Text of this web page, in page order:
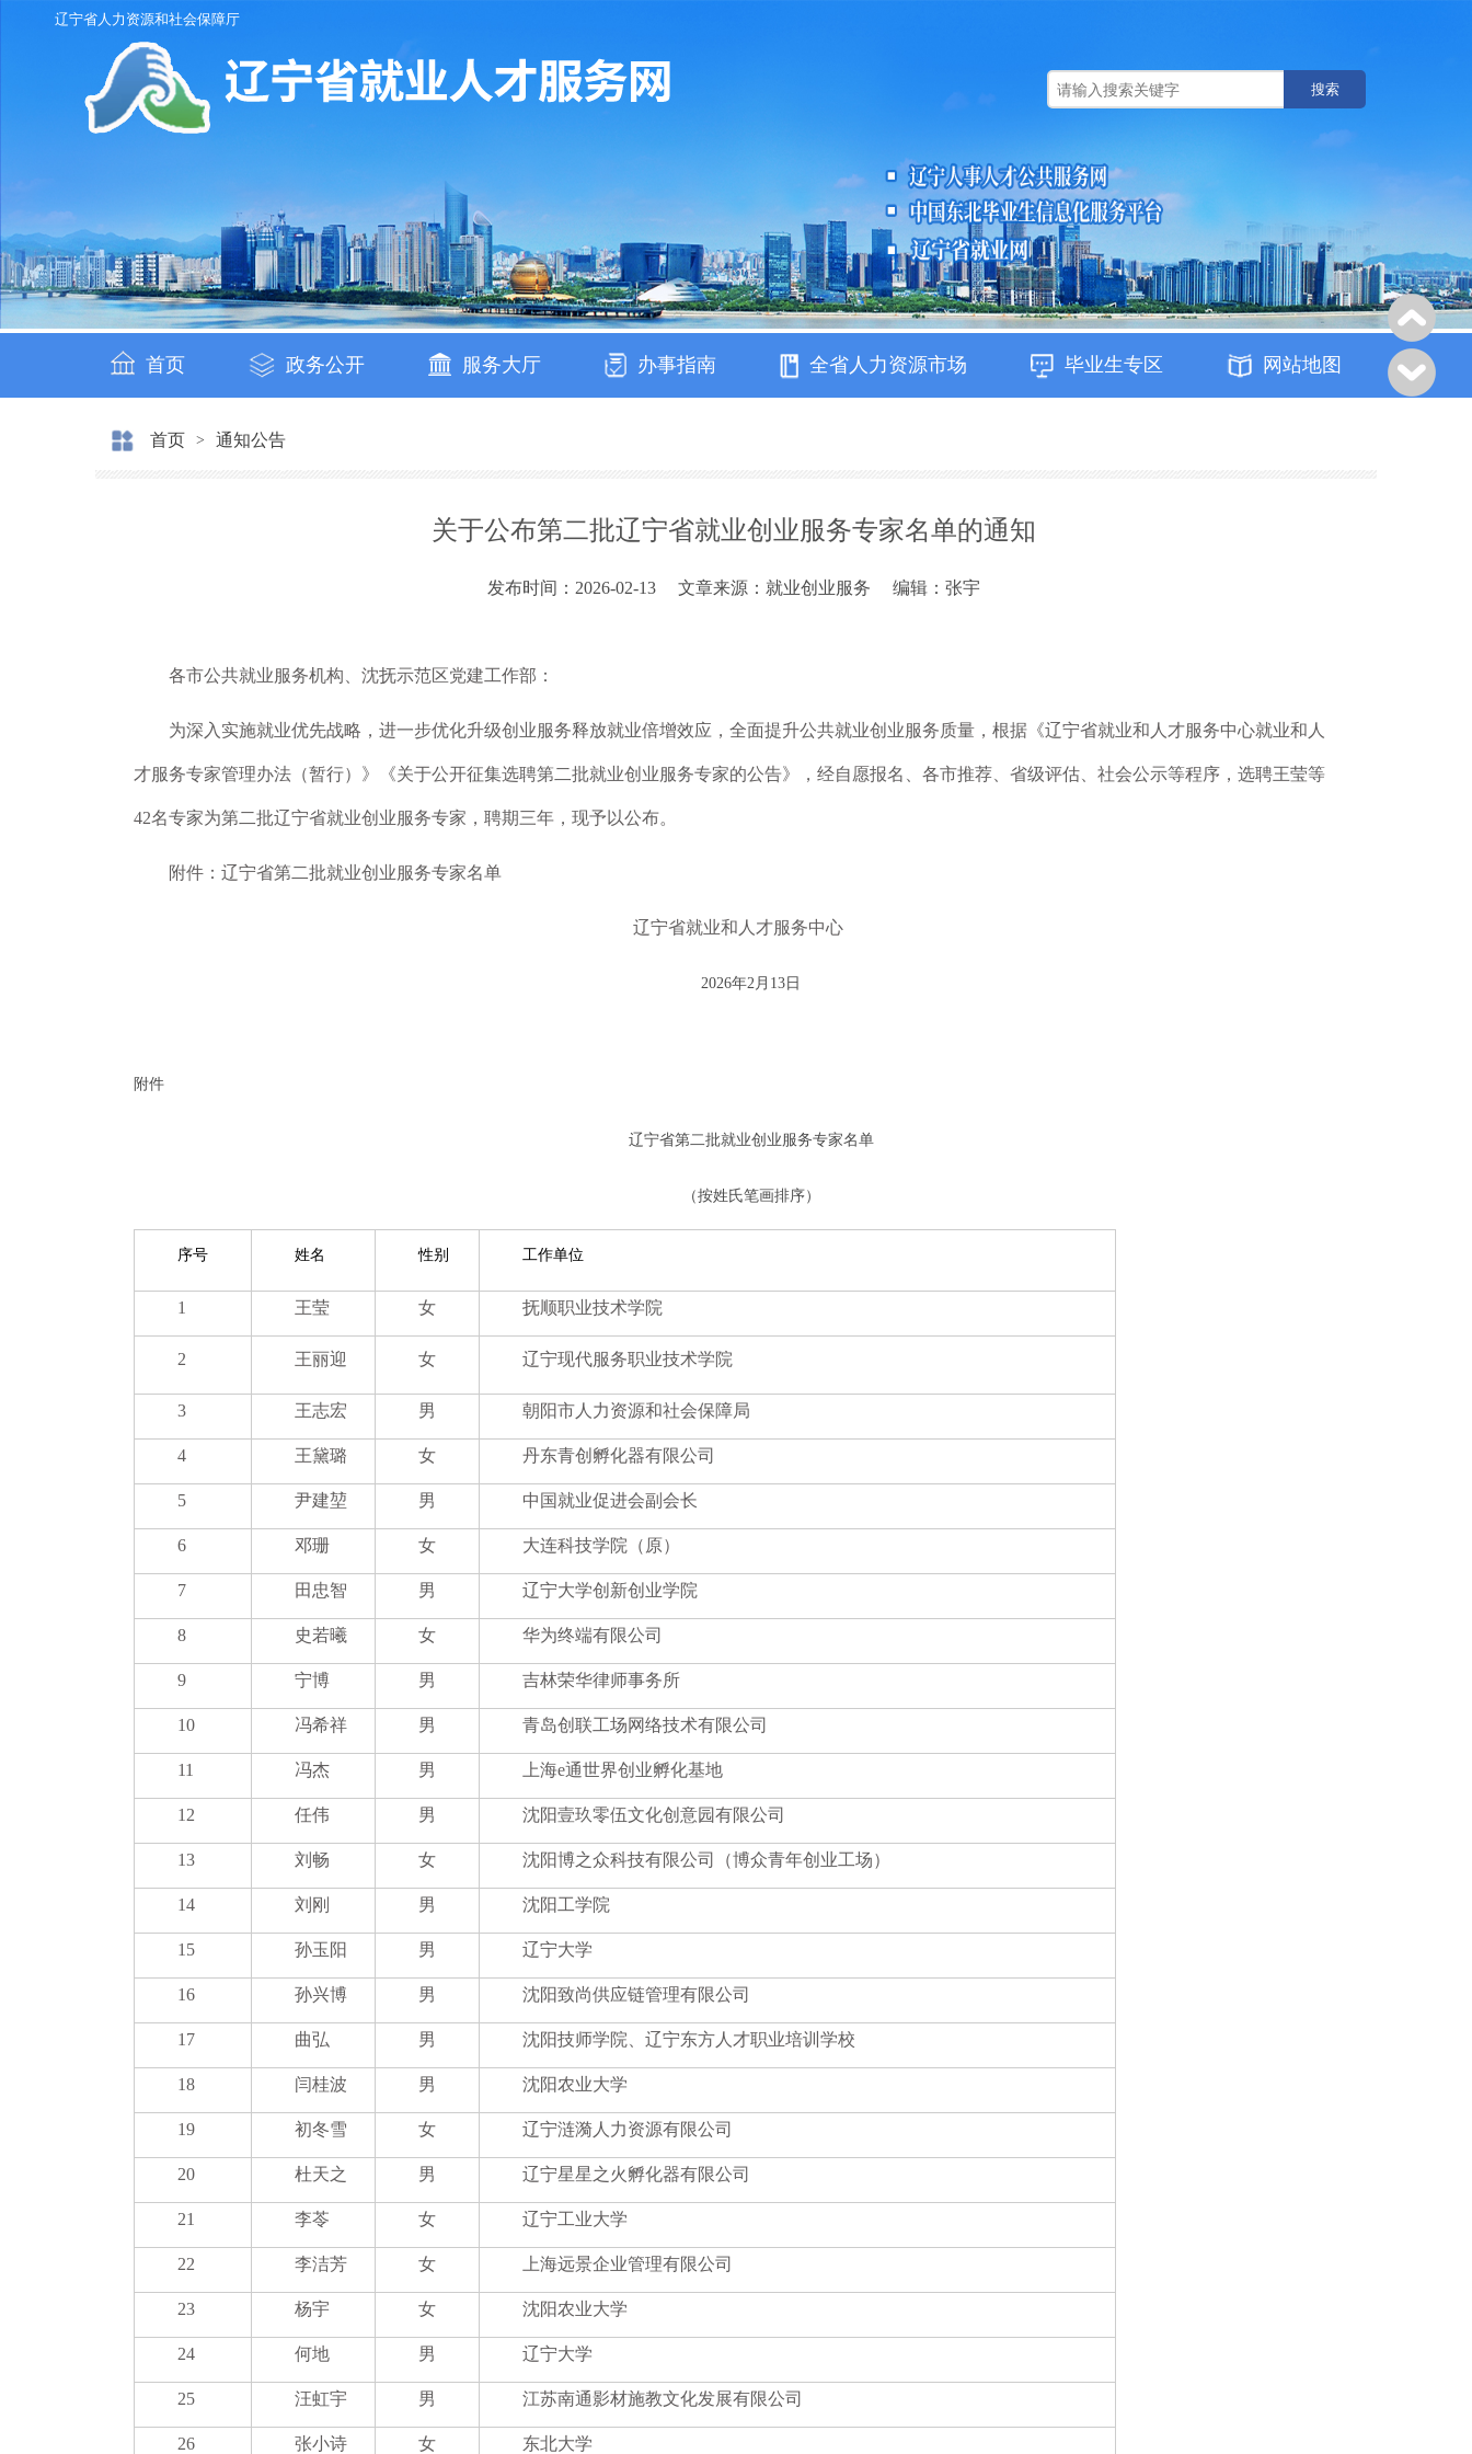
辽宁省人力资源和社会保障厅
搜索
首页 政务公开 服务大厅 办事指南 全省人力资源市场 毕业生专区 网站地图
首页 > 通知公告
关于公布第二批辽宁省就业创业服务专家名单的通知
发布时间：2026-02-13 文章来源：就业创业服务 编辑：张宇
各市公共就业服务机构、沈抚示范区党建工作部：
为深入实施就业优先战略，进一步优化升级创业服务释放就业倍增效应，全面提升公共就业创业服务质量，根据《辽宁省就业和人才服务中心就业和人
才服务专家管理办法（暂行）》《关于公开征集选聘第二批就业创业服务专家的公告》，经自愿报名、各市推荐、省级评估、社会公示等程序，选聘王莹等
42名专家为第二批辽宁省就业创业服务专家，聘期三年，现予以公布。
附件：辽宁省第二批就业创业服务专家名单
辽宁省就业和人才服务中心
2026年2月13日
附件
辽宁省第二批就业创业服务专家名单
（按姓氏笔画排序）
序号 姓名 性别 工作单位
1 王莹 女 抚顺职业技术学院
2 王丽迎 女 辽宁现代服务职业技术学院
3 王志宏 男 朝阳市人力资源和社会保障局
4 王黛璐 女 丹东青创孵化器有限公司
5 尹建堃 男 中国就业促进会副会长
6 邓珊 女 大连科技学院（原）
7 田忠智 男 辽宁大学创新创业学院
8 史若曦 女 华为终端有限公司
9 宁博 男 吉林荣华律师事务所
10 冯希祥 男 青岛创联工场网络技术有限公司
11 冯杰 男 上海e通世界创业孵化基地
12 任伟 男 沈阳壹玖零伍文化创意园有限公司
13 刘畅 女 沈阳博之众科技有限公司（博众青年创业工场）
14 刘刚 男 沈阳工学院
15 孙玉阳 男 辽宁大学
16 孙兴博 男 沈阳致尚供应链管理有限公司
17 曲弘 男 沈阳技师学院、辽宁东方人才职业培训学校
18 闫桂波 男 沈阳农业大学
19 初冬雪 女 辽宁涟漪人力资源有限公司
20 杜天之 男 辽宁星星之火孵化器有限公司
21 李苓 女 辽宁工业大学
22 李洁芳 女 上海远景企业管理有限公司
23 杨宇 女 沈阳农业大学
24 何地 男 辽宁大学
25 汪虹宇 男 江苏南通影材施教文化发展有限公司
26 张小诗 女 东北大学